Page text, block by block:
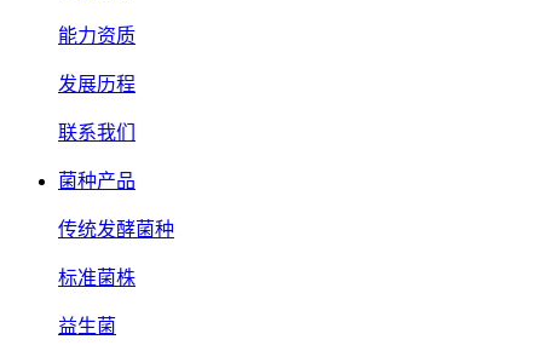
能力资质
发展历程
联系我们
菌种产品
传统发酵菌种
标准菌株
益生菌